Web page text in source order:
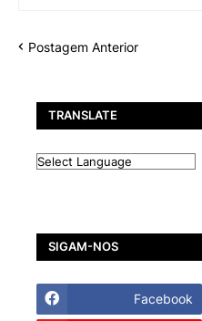
Postagem Anterior
TRANSLATE
SIGAM-NOS
Facebook